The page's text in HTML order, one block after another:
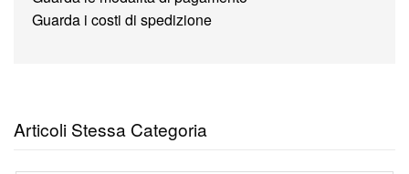
Guarda i costi di spedizione
Articoli Stessa Categoria